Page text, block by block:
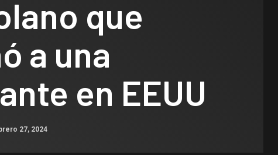
que
a una
en EEUU
27, 2024